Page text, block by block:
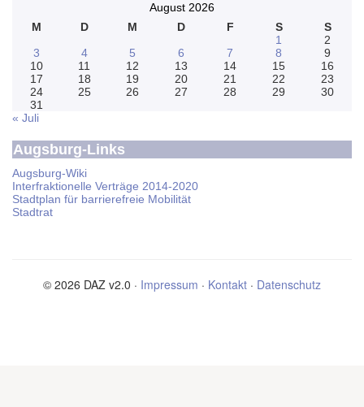
August 2026
M
D M D F S
S
1
2
3
4 5 6 7 8
9
10
11 12 13 14 15
16
17
18 19 20 21 22
23
24
25 26 27 28 29
30
31
« Juli
Augsburg-Links
Augsburg-Wiki
Interfraktionelle Verträge 2014-2020
Stadtplan für barrierefreie Mobilität
Stadtrat
© 2026 DAZ v2.0 · Impressum · Kontakt · Datenschutz